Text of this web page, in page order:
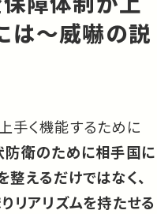
は～威嚇の説
手く機能するために
衛のために相手国に
えるだけではなく、
リアリズムを持たせる